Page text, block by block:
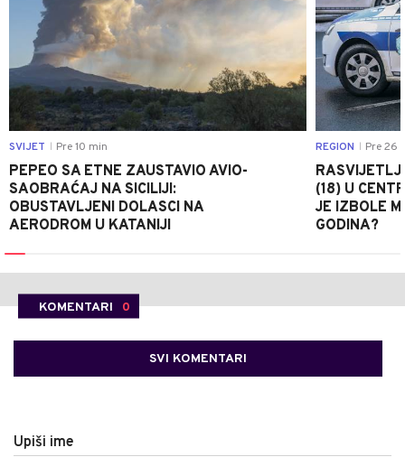
SVIJET Pre 10 min
PEPEO SA ETNE ZAUSTAVIO AVIO-
SAOBRAĆAJ NA SICILIJI:
OBUSTAVLJENI DOLASCI NA
AERODROM U KATANIJI
REGION Pre 26
(18) U
JE IZBOLE
GODINA?
KOMENTARI 0
SVI KOMENTARI
Upiši ime